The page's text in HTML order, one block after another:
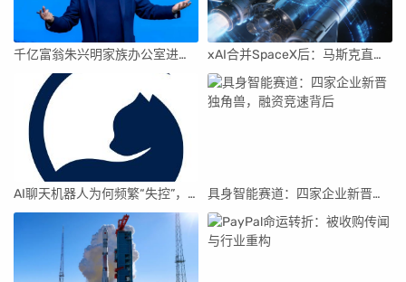
千亿富翁朱兴明家族办公室进军VC圈 xAI合并SpaceX后：马斯克直接介入，团队压力激增
AI聊天机器人为何频繁“失控”，背后原因及解决方案解析 具身智能赛道：四家企业新晋独角兽，融资竞速背后